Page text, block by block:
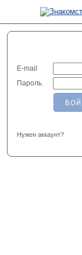
E-mail
Пароль
Нужен аккаунт?